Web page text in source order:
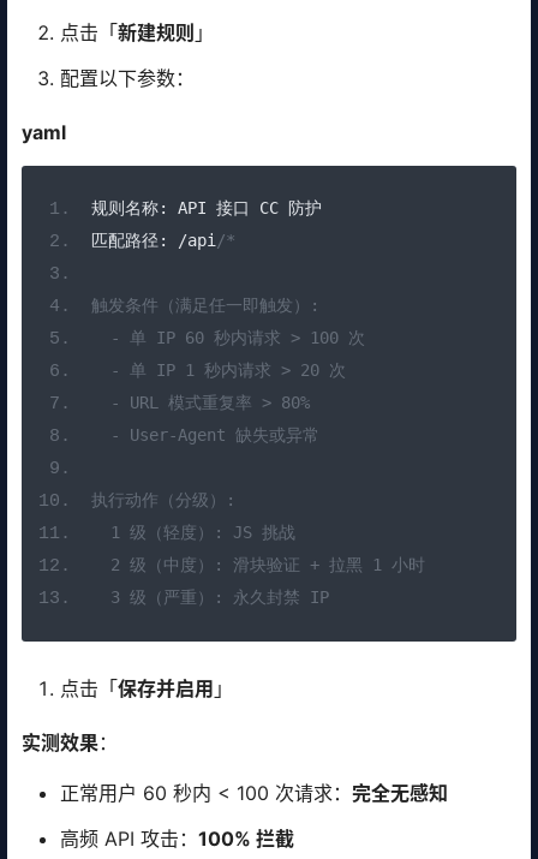
点击「新建规则 」
配置以下参数：
yaml
规则名称: API 接口 CC 防护
匹配路径:
/api/*
触发条件（满足任一即触发）:
  - 单 IP 60 秒内请求 > 100 次
  - 单 IP 1 秒内请求 > 20 次
  - URL 模式重复率 > 80%
  - User-Agent 缺失或异常
执行动作（分级）:
  1 级（轻度）: JS 挑战
  2 级（中度）: 滑块验证 + 拉黑 1 小时
  3 级（严重）: 永久封禁 IP
点击「保存并启用 」
实测效果：
正常用户 60 秒内 < 100 次请求： 完全无感知
高频 API 攻击： 100% 拦截